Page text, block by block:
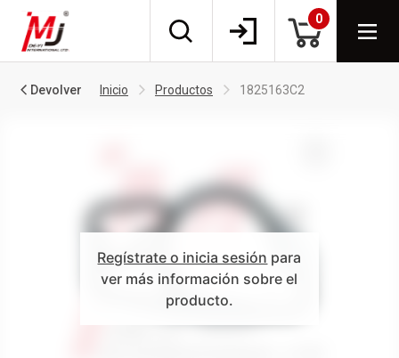
0
Devolver Inicio Productos 1825163C2
Regístrate o inicia sesión para
ver más información sobre el
producto.